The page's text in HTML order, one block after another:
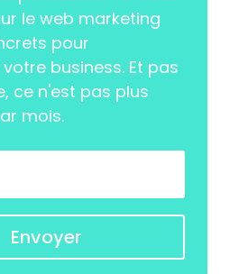
le web marketing
pour
business. Et pas
ce n'est pas plus
mois.
Envoyer